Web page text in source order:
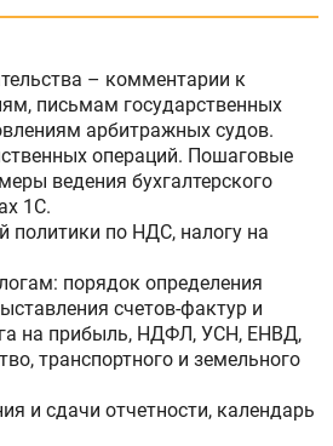
– комментарии к
письмам государственных
арбитражных судов.
операций. Пошаговые
ведения бухгалтерского
1С.
политики по НДС, налогу на
порядок определения
счетов-фактур и
на прибыль, НДФЛ, УСН, ЕНВД,
транспортного и земельного
и сдачи отчетности, календарь